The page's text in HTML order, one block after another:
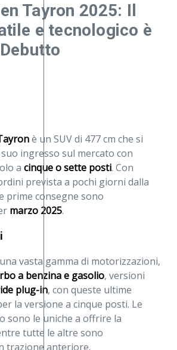
Tayron 2025: Il
e tecnologico è
è un SUV di 477 cm che si
ingresso sul mercato con
a cinque o sette posti. Con
prevista a pochi giorni dalla
prime consegne sono
marzo 2025.
vasta gamma di motorizzazioni,
a benzina e gasolio, versioni
plug-in, con queste ultime
la versione a cinque posti. Le
sono le uniche a offrire la
tutte le altre sono
trazione anteriore.